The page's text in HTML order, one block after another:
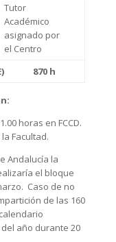
Tutor
Académico
asignado por
el Centro
870 h
horas en FCCD.
Facultad.
Andalucía la
el bloque
Caso de no
de las 160
año durante 20